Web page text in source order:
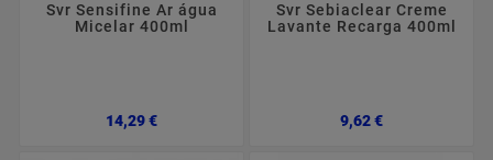
Svr Sensifine Ar água
Micelar 400ml
14,29 €Preço
Svr Sebiaclear Creme
Lavante Recarga 400ml
9,62 €Preço